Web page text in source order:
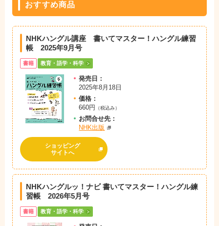
おすすめ商品
NHKハングル講座 書いてマスター！ハングル練習
帳 2025年9月号
書籍 教育・語学・科学
発売日：
2025年8月18日
価格：
660円
（税込み）
お問合せ先：
NHK出版
ショッピング
サイトへ
NHKハングルッ！ナビ 書いてマスター！ハングル練
習帳 2026年5月号
書籍 教育・語学・科学